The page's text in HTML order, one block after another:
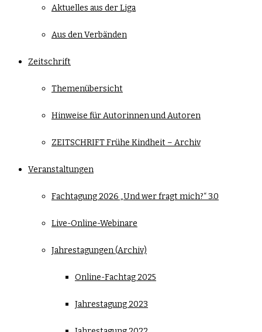
Aktuelles aus der Liga
Aus den Verbänden
Zeitschrift
Themenübersicht
Hinweise für Autorinnen und Autoren
ZEITSCHRIFT Frühe Kindheit – Archiv
Veranstaltungen
Fachtagung 2026 „Und wer fragt mich?“ 3.0
Live-Online-Webinare
Jahrestagungen (Archiv)
Online-Fachtag 2025
Jahrestagung 2023